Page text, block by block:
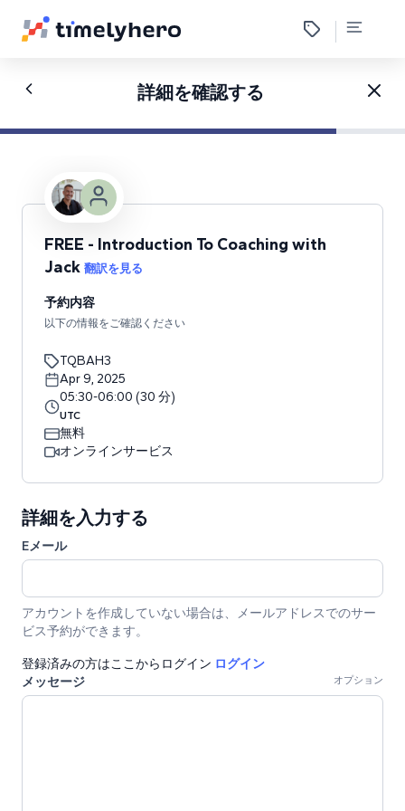
詳細を確認する
FREE - Introduction To Coaching with
Jack 翻訳を見る
予約内容
以下の情報をご確認ください
TQBAH3
Apr 9, 2025
05:30-06:00 (30 分)
UTC
無料
オンラインサービス
詳細を入力する
Eメール
アカウントを作成していない場合は、メールアドレスでのサー
ビス予約ができます。
登録済みの方はここからログイン ログイン
メッセージ
オプション